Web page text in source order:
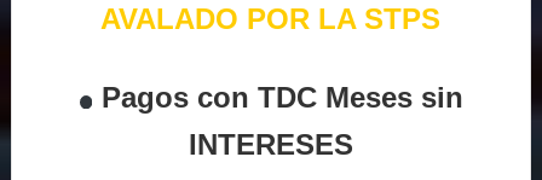
AVALADO POR LA STPS
Pagos con TDC Meses sin
INTERESES